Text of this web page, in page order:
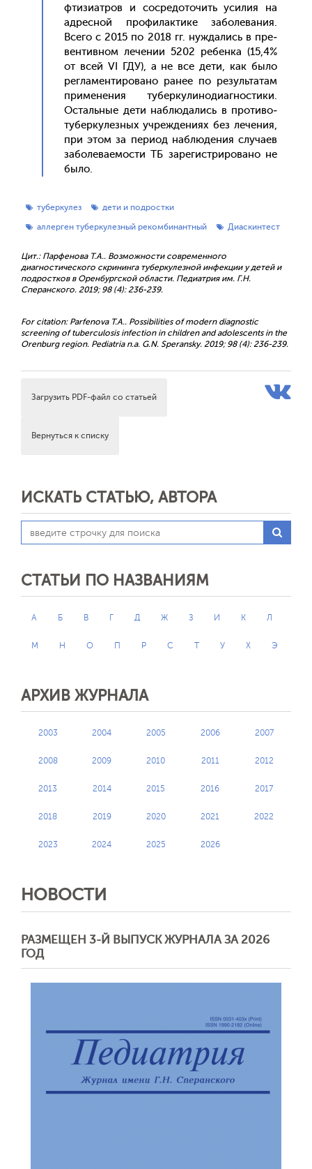
фти­зи­ат­ров и сос­ре­дото­чить уси­лия на
ад­ресной про­филак­ти­ке за­боле­вания.
Все­го с 2015 по 2018 гг. нуж­да­лись в пре­
вен­тивном ле­чении 5202 ре­бен­ка (15,4%
от всей VI ГДУ), а не все де­ти, как бы­ло
рег­ла­мен­ти­рова­но ра­нее по ре­зуль­та­там
при­мене­ния ту­бер­ку­лино­ди­аг­ности­ки.
Ос­таль­ные де­ти наб­лю­дались в про­тиво­
тубер­ку­лез­ных уч­режде­ни­ях без ле­чения,
при этом за пе­ри­од наб­лю­дения слу­ча­ев
за­боле­ва­емос­ти ТБ за­регис­три­рова­но не
бы­ло.
туберкулез
дети и подростки
аллерген туберкулезный рекомбинантный
Диаскинтест
Цит.: Парфенова Т.А.. Возможности современного
диагностического скрининга туберкулезной инфекции у детей и
подростков в Оренбургской области. Педиатрия им. Г.Н.
Сперанского. 2019; 98 (4): 236-239.
For citation: Parfenova T.A.. Possibilities of modern diagnostic
screening of tuberculosis infection in children and adolescents in the
Orenburg region. Pediatria n.a. G.N. Speransky. 2019; 98 (4): 236-239.
Загрузить PDF-файл со статьей
Вернуться к списку
ИСКАТЬ СТАТЬЮ, АВТОРА
СТАТЬИ ПО НАЗВАНИЯМ
А Б В Г Д Ж З И К Л
М Н О П Р С Т У Х Э
АРХИВ ЖУРНАЛА
2003 2004 2005 2006 2007
2008 2009 2010 2011 2012
2013 2014 2015 2016 2017
2018 2019 2020 2021 2022
2023 2024 2025 2026
НОВОСТИ
РАЗМЕЩЕН 3-Й ВЫПУСК ЖУРНАЛА ЗА 2026
ГОД